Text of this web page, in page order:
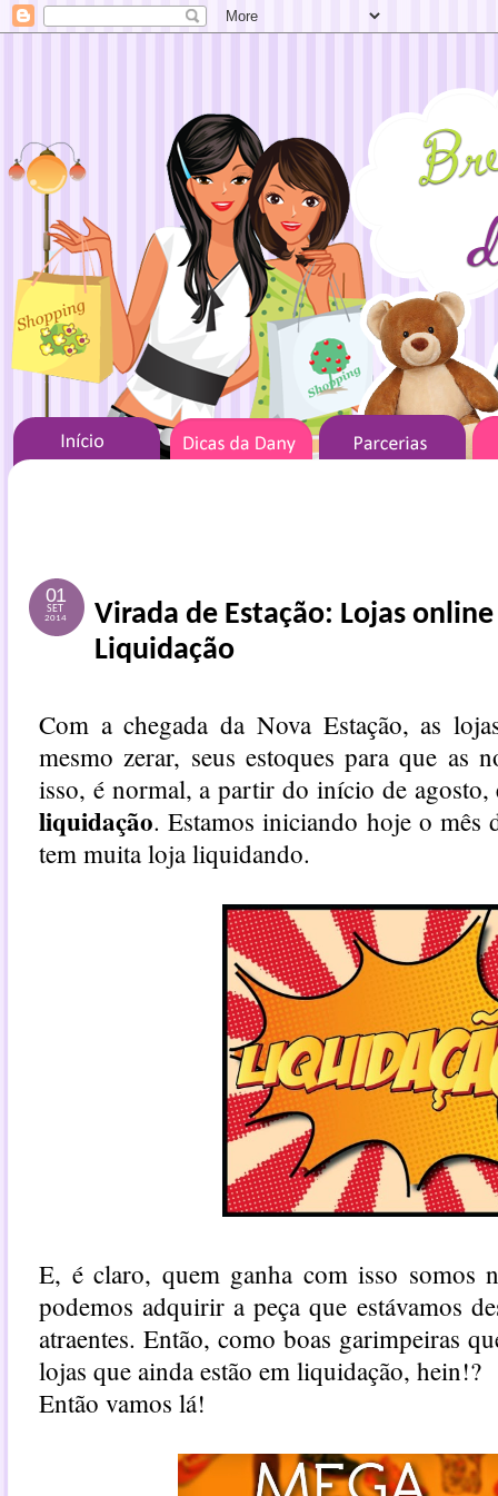
01
SET
2014
Virada de Estação: Lojas
Liquidação
Com a chegada da Nova Estação, as
mesmo zerar, seus estoques para que as
isso, é normal, a partir do início de
liquidação. Estamos iniciando hoje o mês
tem muita loja liquidando.
E, é claro, quem ganha com isso somos
podemos adquirir a peça que estávamos
atraentes. Então, como boas garimpeiras
lojas que ainda estão em liquidação, hein!?
Então vamos lá!